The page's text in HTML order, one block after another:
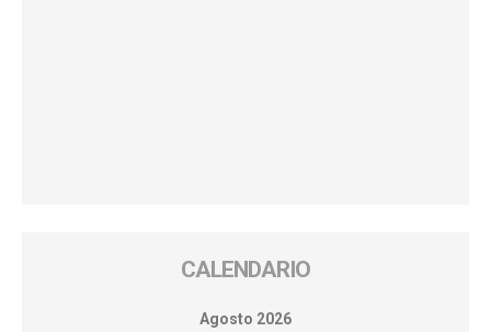
CALENDARIO
Agosto 2026